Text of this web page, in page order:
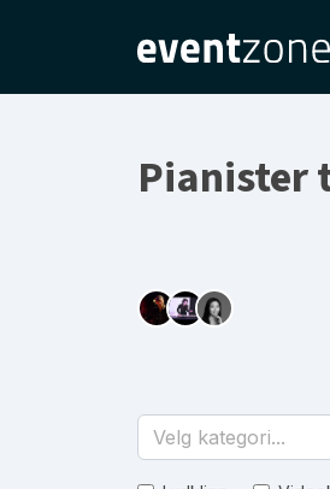
Pianister
Velg kategori...